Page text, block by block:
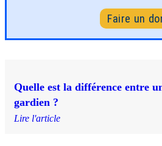
Faire un
Quelle est la différence entre
gardien ?
Lire l'article